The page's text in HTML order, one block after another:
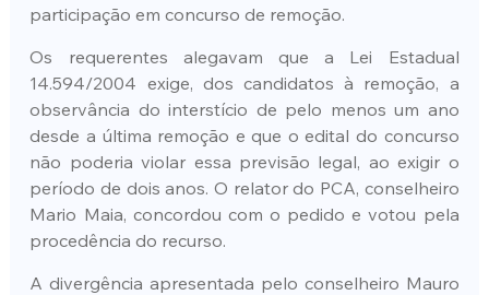
participação em concurso de remoção.
Os requerentes alegavam que a Lei Estadual
14.594/2004 exige, dos candidatos à remoção, a
observância do interstício de pelo menos um ano
desde a última remoção e que o edital do concurso
não poderia violar essa previsão legal, ao exigir o
período de dois anos. O relator do PCA, conselheiro
Mario Maia, concordou com o pedido e votou pela
procedência do recurso.
A divergência apresentada pelo conselheiro Mauro